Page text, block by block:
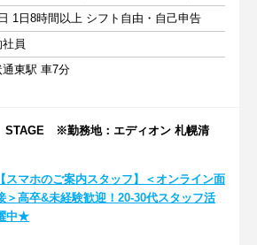
1日8時間以上 シフト自由・自己申告
員
通東駅 車7分
STAGE ※勤務地：エディオン 札幌清
【スマホのご案内スタッフ】＜オンライン面
＞高卒&未経験歓迎！20-30代スタッフ活
中★